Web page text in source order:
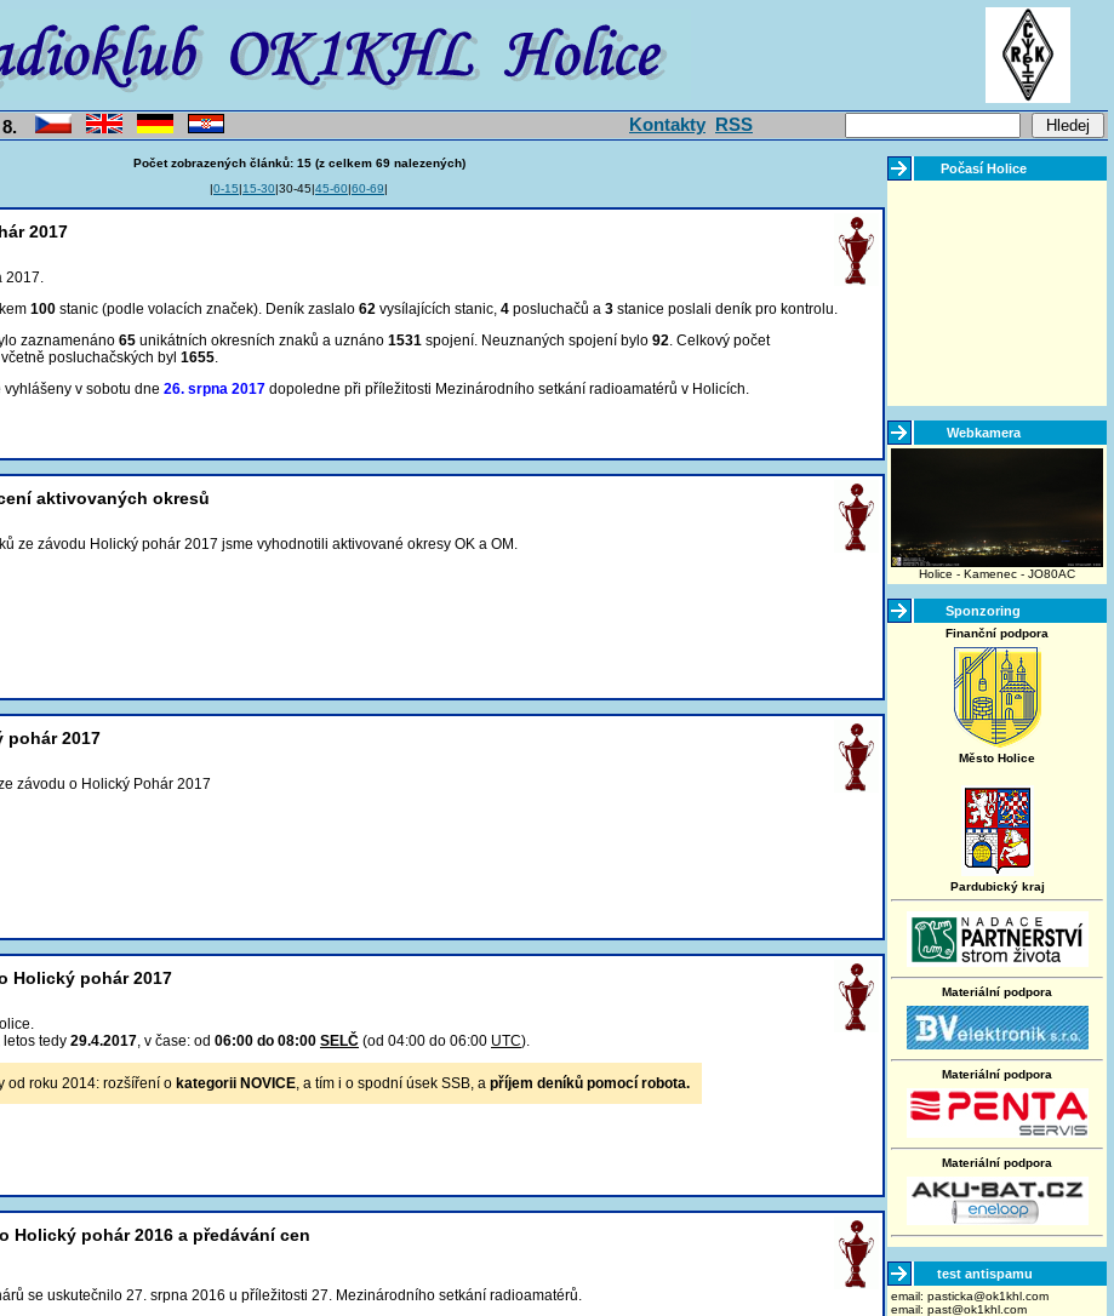
Kontakty RSS
Počet zobrazených článků: 15 (z celkem 69 nalezených)
|0-15|15-30|30-45|45-60|60-69|
2017
2017.
100 stanic (podle volacích značek). Deník zaslalo 62 vysílajících stanic, 4 posluchačů a 3 stanice poslali deník pro kontrolu.
zaznamenáno 65 unikátních okresních znaků a uznáno 1531 spojení. Neuznaných spojení bylo 92. Celkový počet
posluchačských byl 1655.
v sobotu dne 26. srpna 2017 dopoledne při příležitosti Mezinárodního setkání radioamatérů v Holicích.
aktivovaných okresů
ze závodu Holický pohár 2017 jsme vyhodnotili aktivované okresy OK a OM.
pohár 2017
závodu o Holický Pohár 2017
Holický pohár 2017
tedy 29.4.2017, v čase: od 06:00 do 08:00 SELČ (od 04:00 do 06:00 UTC).
od roku 2014: rozšíření o kategorii NOVICE, a tím i o spodní úsek SSB, a příjem deníků pomocí robota.
Holický pohár 2016 a předávání cen
se uskutečnilo 27. srpna 2016 u příležitosti 27. Mezinárodního setkání radioamatérů.
Počasí Holice
Webkamera
Holice - Kamenec - JO80AC
Sponzoring
Finanční podpora
Město Holice
Pardubický kraj
Materiální podpora
Materiální podpora
Materiální podpora
test antispamu
email: moc.lhk1ko@akcitsap
email: past@ok1khl.com